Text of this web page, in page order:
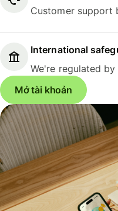
Customer support
International
We're regulated
Mở tài khoản